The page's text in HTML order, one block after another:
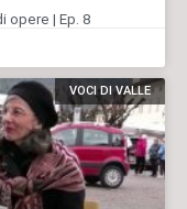
opere | Ep. 8
VOCI DI VALLE